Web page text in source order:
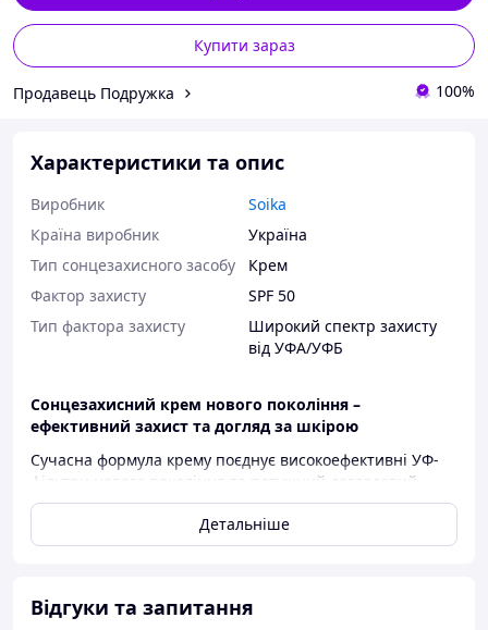
Купити зараз
Продавець Подружка 100%
Характеристики та опис
Виробник
Soika
Країна виробник
Україна
Тип сонцезахисного засобу
Крем
Фактор захисту
SPF 50
Тип фактора захисту
Широкий спектр захисту
від УФА/УФБ
Сонцезахисний крем нового покоління –
ефективний захист та догляд за шкірою
Сучасна формула крему поєднує високоефективні УФ-
фільтри нового покоління та потужний доглядовий
комплекс, що забезпечує надійний захист від
шкідливого впливу сонячних променів і допомагає
зберегти здоров'я та молодість шкіри.
старіння
Фотостабільні фільтри ефективно блокують UVA/UVB-
Детальніше
Відгуки та запитання